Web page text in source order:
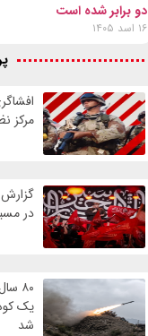
دو برابر شده است
۱۶ اسد ۱۴۰۵
مرکز
در
یک
شد